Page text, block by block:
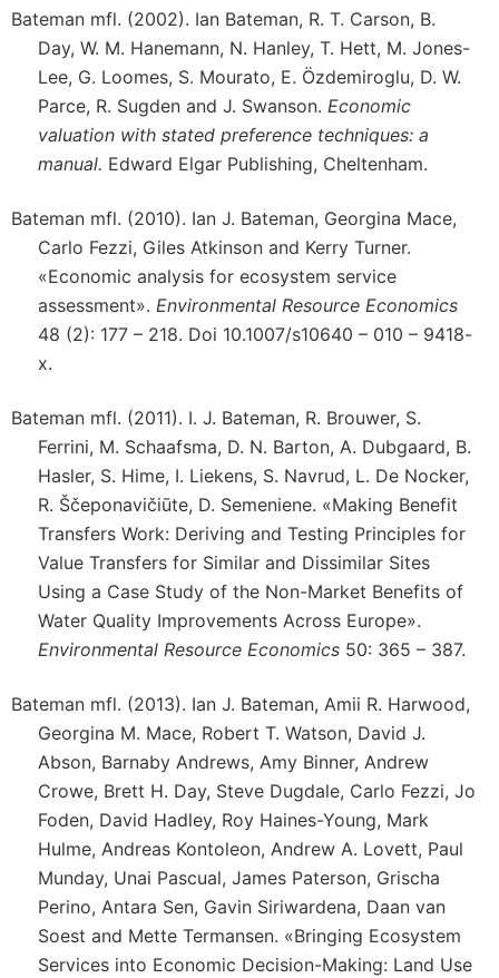
Bateman mfl. (2002). Ian Bateman, R. T. Carson, B.
Day, W. M. Hanemann, N. Hanley, T. Hett, M. Jones-
Lee, G. Loomes, S. Mourato, E. Özdemiroglu, D. W.
Parce, R. Sugden and J. Swanson. Economic
valuation with stated preference techniques: a
manual. Edward Elgar Publishing, Cheltenham.
Bateman mfl. (2010). Ian J. Bateman, Georgina Mace,
Carlo Fezzi, Giles Atkinson and Kerry Turner.
«Economic analysis for ecosystem service
assessment». Environmental Resource Economics
48 (2): 177 – 218. Doi 10.1007/s10640 – 010 – 9418-
x.
Bateman mfl. (2011). I. J. Bateman, R. Brouwer, S.
Ferrini, M. Schaafsma, D. N. Barton, A. Dubgaard, B.
Hasler, S. Hime, I. Liekens, S. Navrud, L. De Nocker,
R. Ščeponavičiūte, D. Semeniene. «Making Benefit
Transfers Work: Deriving and Testing Principles for
Value Transfers for Similar and Dissimilar Sites
Using a Case Study of the Non-Market Benefits of
Water Quality Improvements Across Europe».
Environmental Resource Economics 50: 365 – 387.
Bateman mfl. (2013). Ian J. Bateman, Amii R. Harwood,
Georgina M. Mace, Robert T. Watson, David J.
Abson, Barnaby Andrews, Amy Binner, Andrew
Crowe, Brett H. Day, Steve Dugdale, Carlo Fezzi, Jo
Foden, David Hadley, Roy Haines-Young, Mark
Hulme, Andreas Kontoleon, Andrew A. Lovett, Paul
Munday, Unai Pascual, James Paterson, Grischa
Perino, Antara Sen, Gavin Siriwardena, Daan van
Soest and Mette Termansen. «Bringing Ecosystem
Services into Economic Decision-Making: Land Use